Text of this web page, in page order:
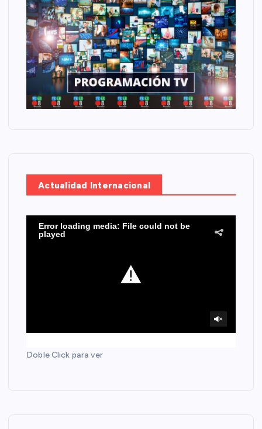
Actualidad Internacional
Doble Click para ver